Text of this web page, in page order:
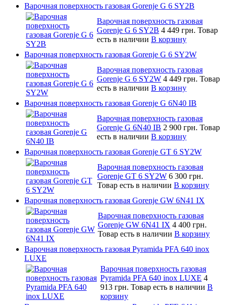
Варочная поверхность газовая Gorenje G 6 SY2B
Варочная поверхность газовая
Gorenje G 6 SY2B 4 449 грн. Товар
есть в наличии В корзину
Варочная поверхность газовая Gorenje G 6 SY2W
Варочная поверхность газовая
Gorenje G 6 SY2W 4 449 грн. Товар
есть в наличии В корзину
Варочная поверхность газовая Gorenje G 6N40 IB
Варочная поверхность газовая
Gorenje G 6N40 IB 2 900 грн. Товар
есть в наличии В корзину
Варочная поверхность газовая Gorenje GT 6 SY2W
Варочная поверхность газовая
Gorenje GT 6 SY2W 6 300 грн.
Товар есть в наличии В корзину
Варочная поверхность газовая Gorenje GW 6N41 IX
Варочная поверхность газовая
Gorenje GW 6N41 IX 4 400 грн.
Товар есть в наличии В корзину
Варочная поверхность газовая Pyramida PFA 640 inox
LUXE
Варочная поверхность газовая
Pyramida PFA 640 inox LUXE 4
913 грн. Товар есть в наличии В
корзину